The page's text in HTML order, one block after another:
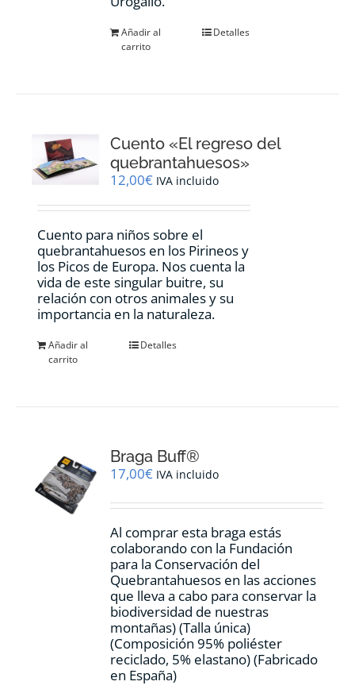
Añadir al
carrito
Detalles
Cuento «El regreso del
quebrantahuesos»
12,00€ IVA incluido
Cuento para niños sobre el
quebrantahuesos en los Pirineos y
los Picos de Europa. Nos cuenta la
vida de este singular buitre, su
relación con otros animales y su
importancia en la naturaleza.
Añadir al
carrito
Detalles
Braga Buff®
17,00€ IVA incluido
Al comprar esta braga estás
colaborando con la Fundación
para la Conservación del
Quebrantahuesos en las acciones
que lleva a cabo para conservar la
biodiversidad de nuestras
montañas) (Talla única)
(Composición 95% poliéster
reciclado, 5% elastano) (Fabricado
en España)